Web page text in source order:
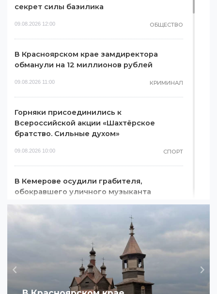
секрет силы базилика
09.08.2026 12:00 ОБЩЕСТВО
В Красноярском крае замдиректора
обманули на 12 миллионов рублей
09.08.2026 11:00 КРИМИНАЛ
Горняки присоединились к
Всероссийской акции «Шахтёрское
братство. Сильные духом»
09.08.2026 10:00 СПОРТ
В Кемерове осудили грабителя,
обокравшего уличного музыканта
Прогноз погоды в Красноярске на 9
09.08.2026 06:00
Назад